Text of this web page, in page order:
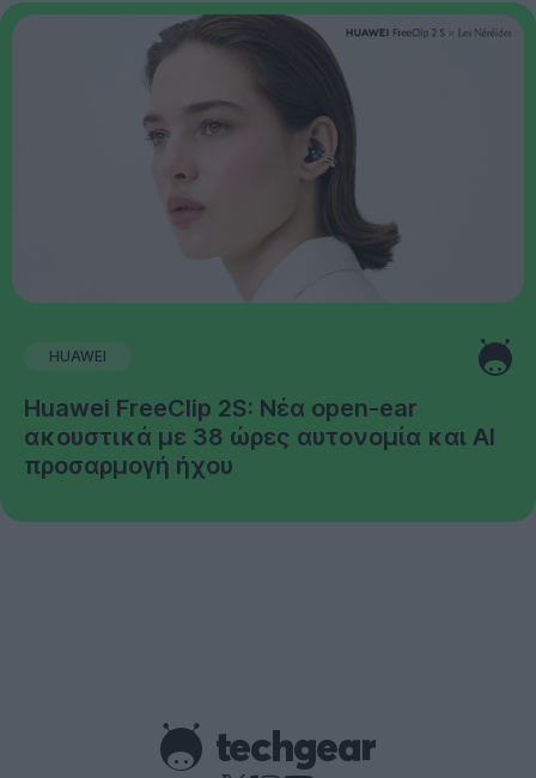
HUAWEI
Huawei FreeClip 2S: Νέα open-ear
ακουστικά με 38 ώρες αυτονομία και AI
προσαρμογή ήχου